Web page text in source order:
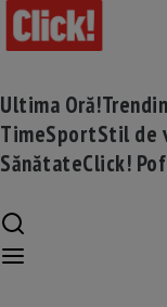
Ultima Oră!
TimeSportStil de
SănătateClick!